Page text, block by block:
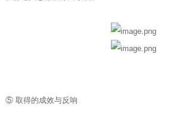
⑤ 取得的成效与反响